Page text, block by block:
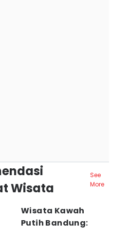
Wisata
See
More
Wisata Kawah
Putih Bandung: